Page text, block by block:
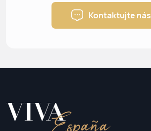
Kontaktujte nás